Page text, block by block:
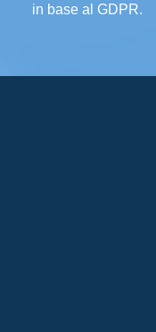
in base al GDPR.